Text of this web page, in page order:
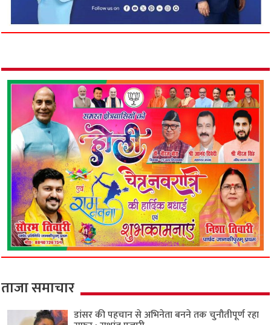
ताजा समाचार
डांसर की पहचान से अभिनेता बनने तक चुनौतीपूर्ण रहा